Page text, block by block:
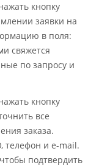
кнопку
заявки на
в поля:
свяжется
по запросу и
кнопку
все
заказа.
и e-mail.
подтвердить